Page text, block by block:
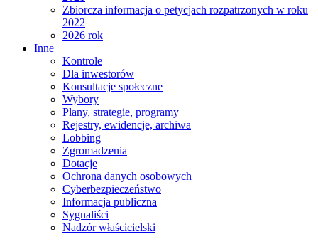
Zbiorcza informacja o petycjach rozpatrzonych w roku
2022
2026 rok
Inne
Kontrole
Dla inwestorów
Konsultacje społeczne
Wybory
Plany, strategie, programy
Rejestry, ewidencje, archiwa
Lobbing
Zgromadzenia
Dotacje
Ochrona danych osobowych
Cyberbezpieczeństwo
Informacja publiczna
Sygnaliści
Nadzór właścicielski